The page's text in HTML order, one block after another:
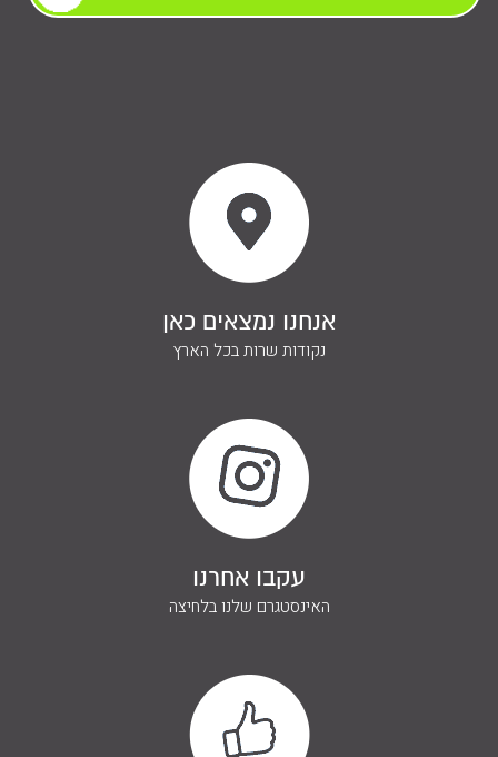
ליצירת קשר
השאירו פרטים ונחזור אליכם
בהקדם
אנחנו נמצאים כאן
נקודות שרות בכל הארץ
עקבו אחרנו
האינסטגרם שלנו בלחיצה